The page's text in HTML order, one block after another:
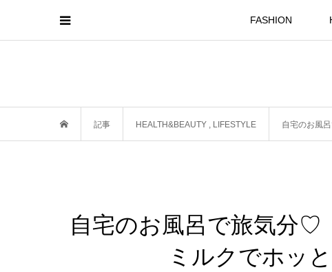
FASHION
記事 HEALTH&BEAUTY LIFESTYLE 自宅のお風
自宅のお風呂で旅気分♡
ミルクでホッ